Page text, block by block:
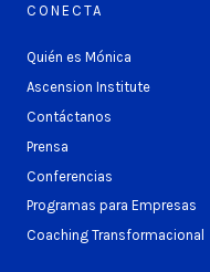
CONECTA
Quién es Mónica
Ascension Institute
Contáctanos
Prensa
Conferencias
Programas para Empresas
Coaching Transformacional